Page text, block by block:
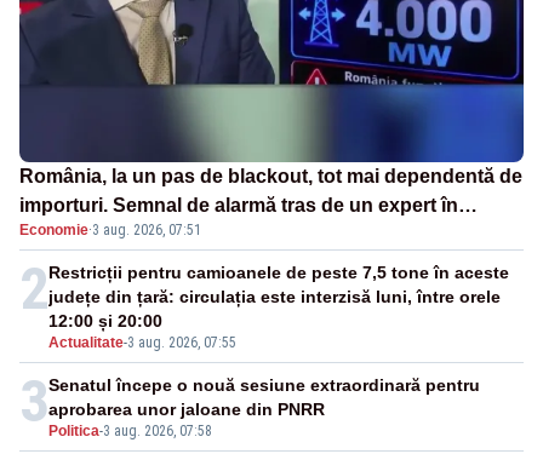
România, la un pas de blackout, tot mai dependentă de
importuri. Semnal de alarmă tras de un expert în
energie
Economie·3 aug. 2026, 07:51
2
Actualitate-3 aug. 2026, 07:55
Restricții pentru camioanele de peste 7,5 tone în aceste
județe din țară: circulația este interzisă luni, între orele
12:00 și 20:00
3 Politica-3 aug. 2026, 07:58
Senatul începe o nouă sesiune extraordinară pentru
aprobarea unor jaloane din PNRR